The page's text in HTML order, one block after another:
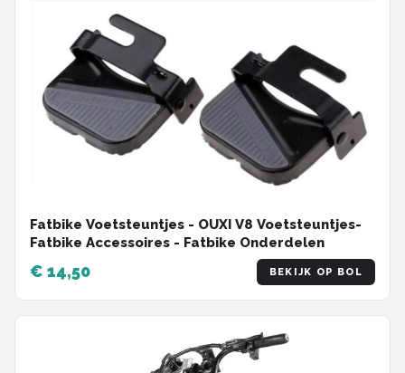
Fatbike Voetsteuntjes - OUXI V8 Voetsteuntjes-
Fatbike Accessoires - Fatbike Onderdelen
€ 14,50 BEKIJK OP BOL